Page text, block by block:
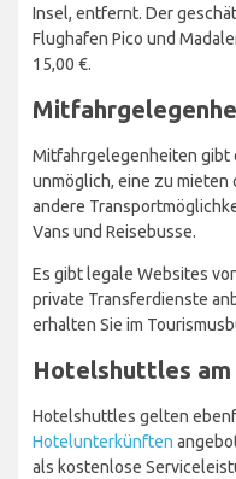
Insel, entfernt. Der
Flughafen Pico und
15,00 €.
Mitfahrgelegenheiten gibt
unmöglich, eine zu
andere
Vans und Reisebusse.
Es gibt legale Websites
private Transferdienste
erhalten Sie im
Hotelshuttles am
Hotelshuttles gelten
Hotelunterkünften
als kostenlose